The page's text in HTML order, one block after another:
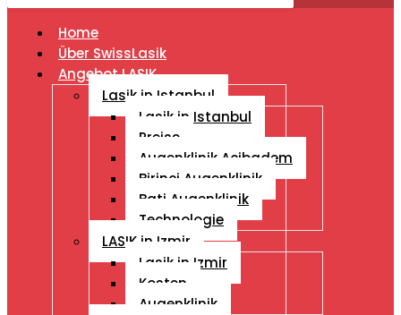
Home
Über SwissLasik
Angebot LASIK
Lasik in Istanbul
Lasik in Istanbul
Preise
Augenklinik Acibadem
Birinci Augenklinik
Bati Augenklinik
Technologie
LASIK in Izmir
Lasik in Izmir
Kosten
Augenklinik